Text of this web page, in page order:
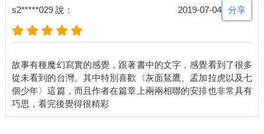
找藏匿在樹間泥土裡的藍蚯蚓，深入南非赫魯赫魯威野生動物保
護區，在犀牛與長頸鹿旁挖掘巨大蚯蚓；到東方土壤肥沃的湄公
河畔的稻米產地，了解蚯蚓和農業的關係；去到原本不存在蚯蚓
的北美洲，研究數百年來牠們所造成的翻天覆地的影響。她的研
的蚯蚓凍結在管內的時光裡。
索菲看著玻璃面倒映的扭曲的自己，一剎那間，她覺得自己和這
些雨蟲一樣奇特粗鄙，一樣美。
s2*****029 說： 2019-07-04 分享
故事有種魔幻寫實的感覺，跟著書中的文字，感覺看到了很多
從未看到的台灣。其中特別喜歡〈灰面鵟鷹、孟加拉虎以及七
個少年〉這篇，而且作者在篇章上兩兩相聯的安排也非常具有
巧思，看完後覺得很精彩